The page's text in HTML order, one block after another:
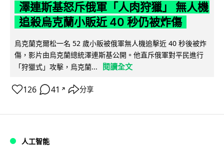
澤連斯基怒斥俄軍「人肉狩獵」 無人機
追殺烏克蘭小販近 40 秒仍被炸傷
烏克蘭克爾松一名 52 歲小販被俄軍無人機追擊近 40 秒後被炸
傷，影片由烏克蘭總統澤連斯基公開。他直斥俄軍對平民進行
「狩獵式」攻擊，烏克蘭...
閱讀全文
126 41 ↗ 分享
人工智能